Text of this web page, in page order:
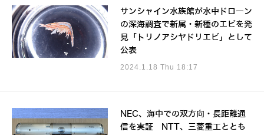
サンシャイン水族館が水中ドローン
の深海調査で新属・新種のエビを発
見「トリノアシヤドリエビ」として
公表
2024.1.18 Thu 18:17
NEC、海中での双方向・長距離通
信を実証 NTT、三菱重工ととも